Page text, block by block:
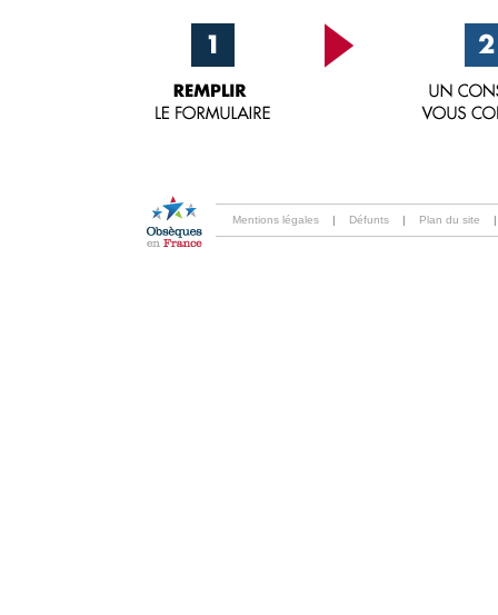
Mentions légales | Défunts | Plan du site |